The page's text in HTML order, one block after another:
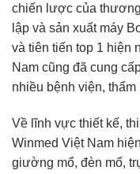
chiến lược của
lập và sản xuất máy
và tiên tiến top 1 hiện
Nam cũng đã cung
nhiều bệnh viện,
Về lĩnh vực thiết kế,
Winmed Việt Nam
giường mổ, đèn mổ,